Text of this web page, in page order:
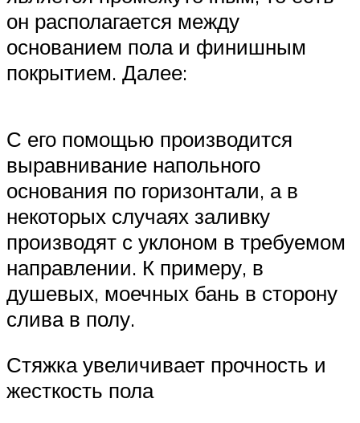
он располагается между
основанием пола и финишным
покрытием. Далее:
С его помощью производится
выравнивание напольного
основания по горизонтали, а в
некоторых случаях заливку
производят с уклоном в требуемом
направлении. К примеру, в
душевых, моечных бань в сторону
слива в полу.
Стяжка увеличивает прочность и
жесткость пола